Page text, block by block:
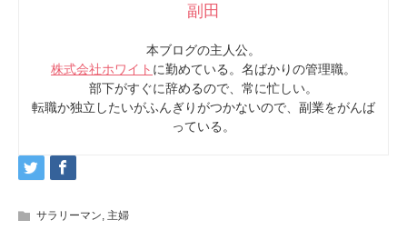
副田
本ブログの主人公。
株式会社ホワイト に勤めている。名ばかりの管理職。
部下がすぐに辞めるので、常に忙しい。
転職か独立したいがふんぎりがつかないので、副業をがんば
っている。
サラリーマン 主婦